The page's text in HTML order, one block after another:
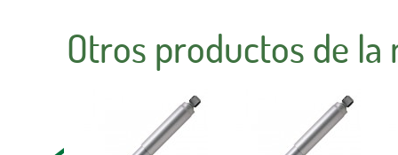
Otros productos de